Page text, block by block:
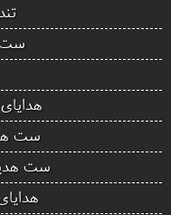
ست
ست
ست